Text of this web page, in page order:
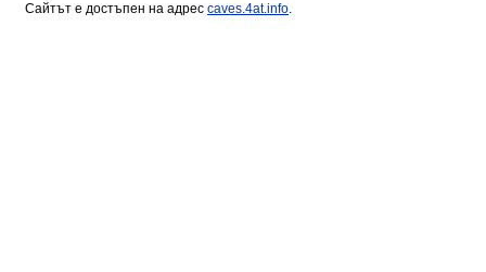
Сайтът е достъпен на адрес caves.4at.info.